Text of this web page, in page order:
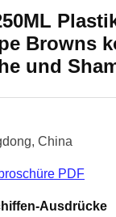
Browns
und
China
PDF
Ausdrücke